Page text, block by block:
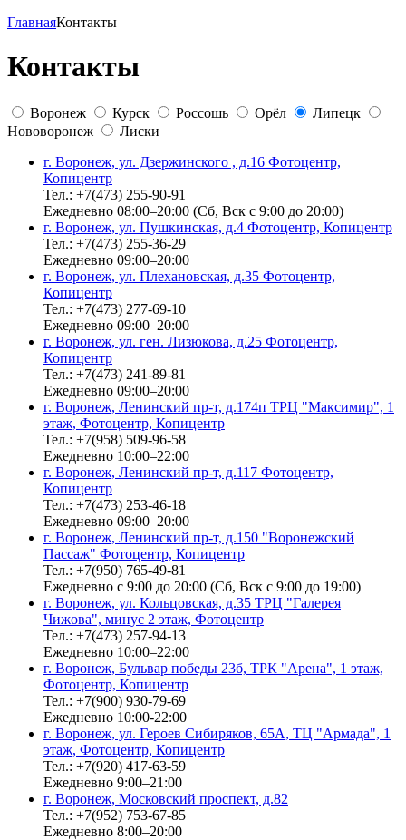
ГлавнаяКонтакты
Контакты
Воронеж Курск Россошь Орёл
Липецк
Нововоронеж
Лиски
г. Воронеж, ул. Дзержинского , д.16 Фотоцентр,
Копицентр
Тел.: +7(473) 255-90-91
Ежедневно 08:00–20:00 (Сб, Вск с 9:00 до 20:00)
г. Воронеж, ул. Пушкинская, д.4 Фотоцентр, Копицентр
Тел.: +7(473) 255-36-29
Ежедневно 09:00–20:00
г. Воронеж, ул. Плехановская, д.35 Фотоцентр,
Копицентр
Тел.: +7(473) 277-69-10
Ежедневно 09:00–20:00
г. Воронеж, ул. ген. Лизюкова, д.25 Фотоцентр,
Копицентр
Тел.: +7(473) 241-89-81
Ежедневно 09:00–20:00
г. Воронеж, Ленинский пр-т, д.174п ТРЦ "Максимир", 1
этаж, Фотоцентр, Копицентр
Тел.: +7(958) 509-96-58
Ежедневно 10:00–22:00
г. Воронеж, Ленинский пр-т, д.117 Фотоцентр,
Копицентр
Тел.: +7(473) 253-46-18
Ежедневно 09:00–20:00
г. Воронеж, Ленинский пр-т, д.150 "Воронежский
Пассаж" Фотоцентр, Копицентр
Тел.: +7(950) 765-49-81
Ежедневно с 9:00 до 20:00 (Сб, Вск с 9:00 до 19:00)
г. Воронеж, ул. Кольцовская, д.35 ТРЦ "Галерея
Чижова", минус 2 этаж, Фотоцентр
Тел.: +7(473) 257-94-13
Ежедневно 10:00–22:00
г. Воронеж, Бульвар победы 23б, ТРК "Арена", 1 этаж,
Фотоцентр, Копицентр
Тел.: +7(900) 930-79-69
Ежедневно 10:00-22:00
г. Воронеж, ул. Героев Сибиряков, 65А, ТЦ "Армада", 1
этаж, Фотоцентр, Копицентр
Тел.: +7(920) 417-63-59
Ежедневно 9:00–21:00
г. Воронеж, Московский проспект, д.82
Тел.: +7(952) 753-67-85
Ежедневно 8:00–20:00